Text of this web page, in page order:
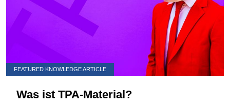
FEATURED KNOWLEDGE ARTICLE
Was ist TPA-Material?